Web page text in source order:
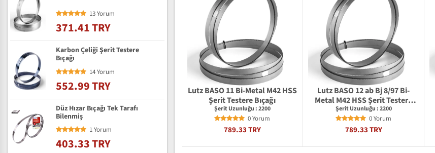
Lutz BASO 11 Bi-Metal M42 HSS
Şerit Testere Bıçağı
Şerit Uzunluğu : 2200
0 Yorum
789.33 TRY
Lutz BASO 12 ab Bj 8/97 Bi-
Metal M42 HSS Şerit Testere
Bıçağı
Şerit Uzunluğu : 2200
0 Yorum
789.33 TRY
13 Yorum
371.41 TRY
Karbon Çeliği Şerit Testere
Bıçağı
14 Yorum
552.99 TRY
Düz Hızar Bıçağı Tek Tarafı
Bilenmiş
1 Yorum
403.33 TRY